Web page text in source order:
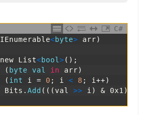
C#
IEnumerable<byte> arr)
new List<bool > ( ) ;
( byte val in arr)
( int i = 0 ; i < 8 ; i ++)
Bits . Add ( ( (val >> i )
& 0x1)